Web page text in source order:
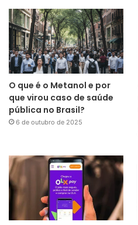
O que é o Metanol e por
que virou caso de saúde
pública no Brasil?
6 de outubro de 2025